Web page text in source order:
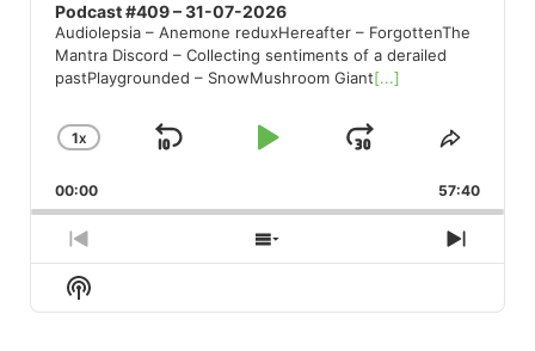
Podcast #409 – 31-07-2026
Audiolepsia – Anemone reduxHereafter – ForgottenThe
Mantra Discord – Collecting sentiments of a derailed
pastPlaygrounded – SnowMushroom Giant[...]
CHANGE
RATE
1X
SKIP
PLAYJUMP
FORWARD
SHARE
00:00 57:40
PREVIOUS
EPISODE
SHOW
EPISODES
NEXT
Show
Podcast